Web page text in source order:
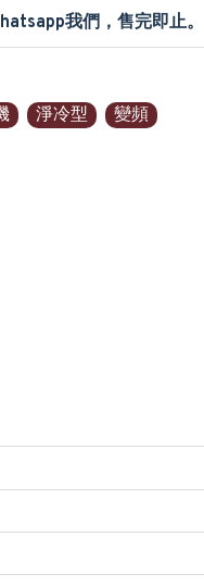
我們，售完即止。
淨冷型 變頻